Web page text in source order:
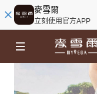
麥雪爾
立刻使用官方APP